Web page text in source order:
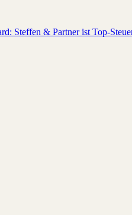
Steffen & Partner ist Top-